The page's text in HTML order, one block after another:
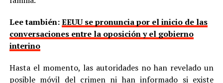
Lee también:EEUU se pronuncia por el inicio de las
conversaciones entre la oposición y el gobierno
interino
Hasta el momento, las autoridades no han revelado un
posible móvil del crimen ni han informado si existe